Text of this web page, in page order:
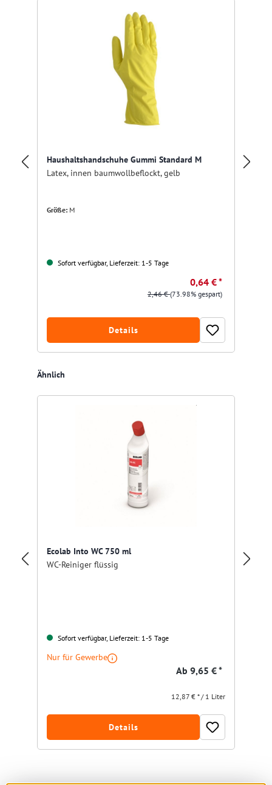
Haushaltshandschuhe Gummi Standard M
Latex, innen baumwollbeflockt, gelb
Größe: M
Sofort verfügbar, Lieferzeit: 1-5 Tage
0,64 € *
2,46 €(73.98% gespart)
Details
Produktgalerie überspringen
Ähnlich
Ecolab Into WC 750 ml
WC-Reiniger flüssig
Sofort verfügbar, Lieferzeit: 1-5 Tage
Nur für Gewerbe
Ab 9,65 € *
12,87 € * / 1 Liter
Details